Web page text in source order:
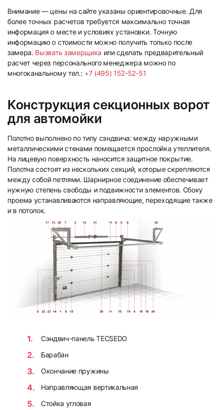
Внимание — цены на сайте указаны ориентировочные. Для
более точных расчетов требуется максимально точная
информация о месте и условиях установки. Точную
информацию о стоимости можно получить только после
замера. Вызвать замерщика или сделать предварительный
расчет через персонального менеджера можно по
многоканальному тел.: +7 (495) 152-52-51
Конструкция секционных ворот
для автомойки
Полотно выполнено по типу сэндвича: между наружными
металлическими стенами помещается прослойка утеплителя.
На лицевую поверхность наносится защитное покрытие.
Полотна состоят из нескольких секций, которые скрепляются
между собой петлями. Шарнирное соединение обеспечивает
нужную степень свободы и подвижности элементов. Сбоку
проема устанавливаются направляющие, переходящие также
и в потолок.
Сэндвич-панель TECSEDO
Барабан
Окончание пружины
Направляющая вертикальная
Стойка угловая